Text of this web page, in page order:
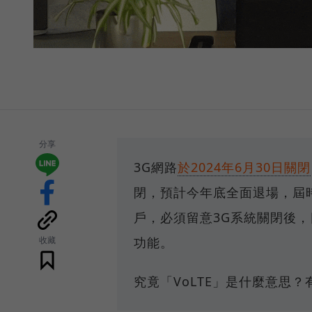
分享
收藏
3G網路於2024年6月30日關閉
閉，預計今年底全面退場，
戶，必須留意3G系統關閉後
功能。
究竟「VoLTE」是什麼意思